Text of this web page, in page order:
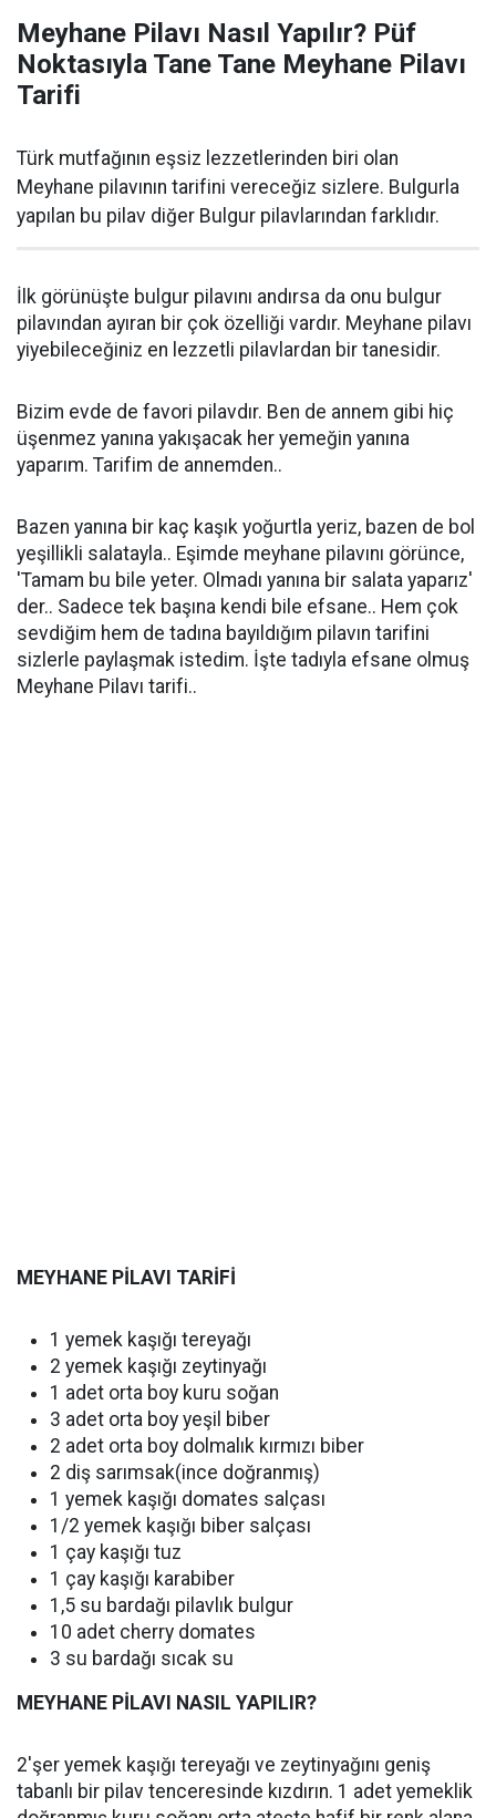
Meyhane Pilavı Nasıl Yapılır? Püf
Noktasıyla Tane Tane Meyhane Pilavı
Tarifi
Türk mutfağının eşsiz lezzetlerinden biri olan
Meyhane pilavının tarifini vereceğiz sizlere. Bulgurla
yapılan bu pilav diğer Bulgur pilavlarından farklıdır.
İlk görünüşte bulgur pilavını andırsa da onu bulgur
pilavından ayıran bir çok özelliği vardır. Meyhane pilavı
yiyebileceğiniz en lezzetli pilavlardan bir tanesidir.
Bizim evde de favori pilavdır. Ben de annem gibi hiç
üşenmez yanına yakışacak her yemeğin yanına
yaparım. Tarifim de annemden..
Bazen yanına bir kaç kaşık yoğurtla yeriz, bazen de bol
yeşillikli salatayla.. Eşimde meyhane pilavını görünce,
'Tamam bu bile yeter. Olmadı yanına bir salata yaparız'
der.. Sadece tek başına kendi bile efsane.. Hem çok
sevdiğim hem de tadına bayıldığım pilavın tarifini
sizlerle paylaşmak istedim. İşte tadıyla efsane olmuş
Meyhane Pilavı tarifi..
MEYHANE PİLAVI TARİFİ
1 yemek kaşığı tereyağı
2 yemek kaşığı zeytinyağı
1 adet orta boy kuru soğan
3 adet orta boy yeşil biber
2 adet orta boy dolmalık kırmızı biber
2 diş sarımsak(ince doğranmış)
1 yemek kaşığı domates salçası
1/2 yemek kaşığı biber salçası
1 çay kaşığı tuz
1 çay kaşığı karabiber
1,5 su bardağı pilavlık bulgur
10 adet cherry domates
3 su bardağı sıcak su
MEYHANE PİLAVI NASIL YAPILIR?
2'şer yemek kaşığı tereyağı ve zeytinyağını geniş
tabanlı bir pilav tenceresinde kızdırın. 1 adet yemeklik